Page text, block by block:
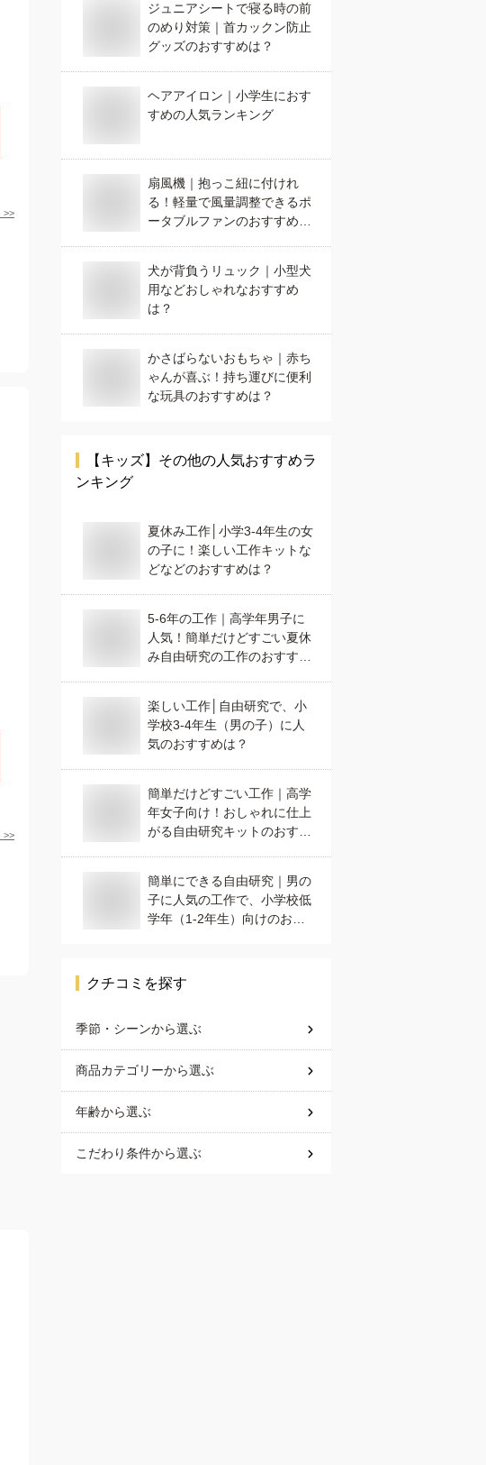
>>
>>
ジュニアシートで寝る時の前
のめり対策｜首カックン防止
グッズのおすすめは？
ヘアアイロン｜小学生におす
すめの人気ランキング
扇風機｜抱っこ紐に付けれ
る！軽量で風量調整できるポ
ータブルファンのおすすめ
犬が背負うリュック｜小型犬
用などおしゃれなおすすめ
は？
かさばらないおもちゃ｜赤ち
ゃんが喜ぶ！持ち運びに便利
な玩具のおすすめは？
【キッズ】 その他の人気おすすめラ
ンキング
夏休み工作│小学3-4年生の女
の子に！楽しい工作キットな
どなどのおすすめは？
5-6年の工作｜高学年男子に
人気！簡単だけどすごい夏休
み自由研究の工作のおすすめ
楽しい工作│自由研究で、小
学校3-4年生（男の子）に人
気のおすすめは？
簡単だけどすごい工作｜高学
年女子向け！おしゃれに仕上
がる自由研究キットのおすす
簡単にできる自由研究｜男の
子に人気の工作で、小学校低
学年（1-2年生）向けのおす
クチコミを探す
季節・シーンから選ぶ
商品カテゴリーから選ぶ
年齢から選ぶ
こだわり条件から選ぶ